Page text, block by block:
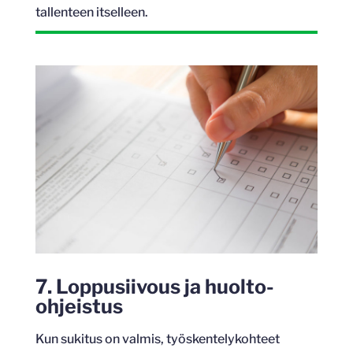
tallenteen itselleen.
7. Loppusiivous ja huolto-
ohjeistus
Kun sukitus on valmis, työskentelykohteet